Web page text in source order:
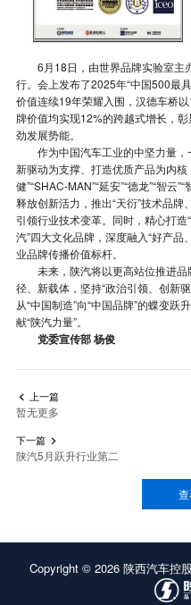
6月18日，由世界品牌实验室主
行。会上发布了2025年“中国500最
价值连续19年荣耀入围，汉德车桥
牌价值均实现12%的跨越式增长，
劲发展势能。
作为中国汽车工业的中坚力量，
新驱动为支撑、打造优质产品为内核
健”“SHAC⁃MAN”“延安”“德龙”“智
释放创新活力，推出“天衍”技术品牌
引领行业技术变革。同时，精心打
汽”四大文化品牌，深度融入“好产
业品牌传播价值标杆。
未来，陕汽将以更高站位推进品
径、新载体，坚持“政治引领、创新
从“中国制造”向“中国品牌”的蝶变
献“陕汽力量”。
党委宣传部 杨俊
 上一篇
暂无更多
下一篇 
陕汽5月跃升行业第二
Copyright © 2026 陕西汽车控